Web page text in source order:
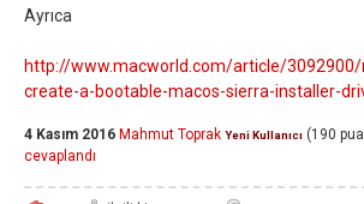
Ayrıca
http://www.macworld.com/article/
create-a-bootable-macos-sierra-installer-
4 Kasım 2016 Mahmut Toprak Yeni Kullanıcı (190
cevaplandı